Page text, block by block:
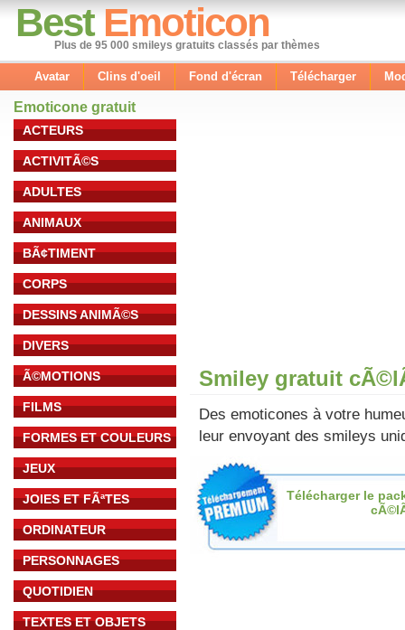
Best Emoticon
Plus de 95 000 smileys gratuits classés par thèmes
Avatar Clins d'oeil Fond d'écran Télécharger
Emoticone gratuit
ACTEURS
ACTIVITÃ©S
ADULTES
ANIMAUX
BÃ¢TIMENT
CORPS
DESSINS ANIMÃ©S
DIVERS
Ã©MOTIONS
FILMS
FORMES ET COULEURS
JEUX
JOIES ET FÃªTES
ORDINATEUR
PERSONNAGES
QUOTIDIEN
TEXTES ET OBJETS
Smiley gratuit
Des emoticones à votre
leur envoyant des smileys
Télécharger le